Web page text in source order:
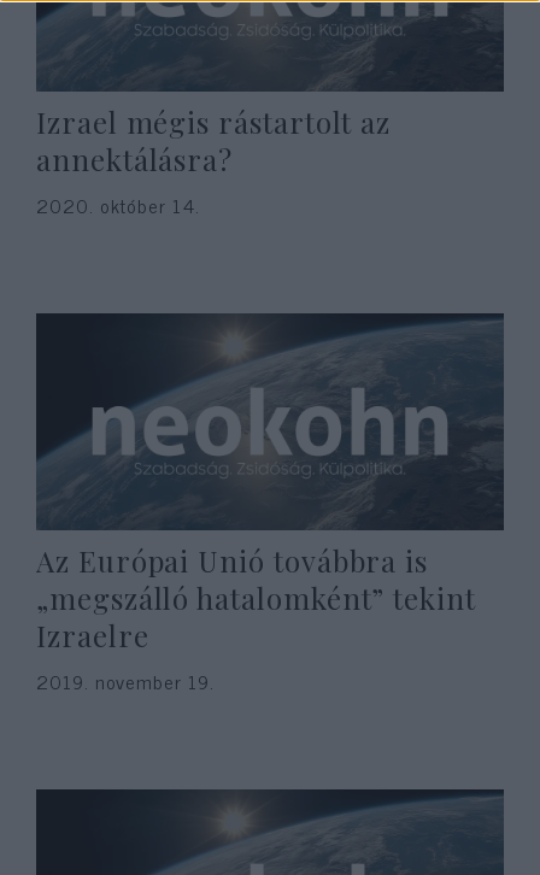
Izrael mégis rástartolt az
annektálásra?
2020. október 14.
Az Európai Unió továbbra is
„megszálló hatalomként” tekint
Izraelre
2019. november 19.